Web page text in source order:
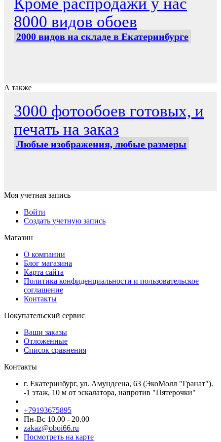
8000 видов обоев
2000 видов на складе в Екатеринбурге
А также
3000 фотообоев готовых, и
печать на заказ
Любые изображения, любые размеры
Моя учетная запись
Войти
Создать учетную запись
Магазин
О компании
Блог магазина
Карта сайта
Политика конфиденциальности и пользовательское
соглашение
Контакты
Покупательский сервис
Ваши заказы
Отложенные
Список сравнения
Контакты
г. Екатеринбург, ул. Амундсена, 63 (ЭкоМолл "Гранат").
-1 этаж, 10 м от эскалатора, напротив "Пятерочки"
+79193675895
Пн-Вс 10.00 - 20.00
zakaz@oboi66.ru
Посмотреть на карте